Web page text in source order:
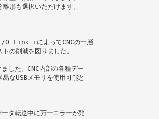
形も選択いただけます。
I/O Link iによってCNCの一層
の削減を図りました。
した。CNC内部の各種デー
なUSBメモリを使用可能と
タ転送中に万一エラーが発